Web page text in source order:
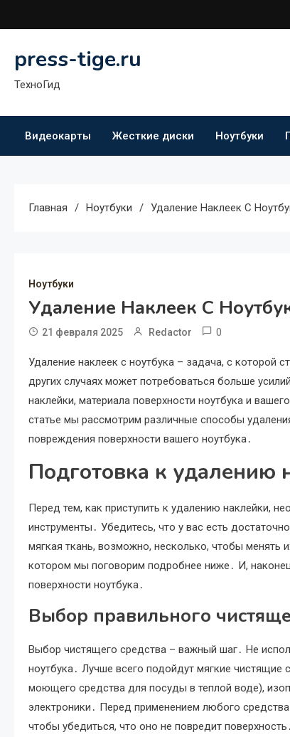
к
press-tige.ru
ТехноГид
Видеокарты Жесткие диски Ноутбуки
Главная Ноутбуки Удаление Наклеек С
Ноутбуки
Удаление Наклеек С
21 февраля 2025 Redactor 0
Удаление наклеек с ноутбука – задача, с которой
других случаях может потребоваться больше
наклейки, материала поверхности ноутбука и
статье мы рассмотрим различные способы
повреждения поверхности вашего ноутбука․
Подготовка к удалению
Перед тем, как приступить к удалению наклейки,
инструменты․ Убедитесь, что у вас есть
мягкая ткань, возможно, несколько, чтобы менять
котором мы поговорим подробнее ниже․ И,
поверхности ноутбука․
Выбор правильного
Выбор чистящего средства – важный шаг․ Не
ноутбука․ Лучше всего подойдут мягкие чистящие
моющего средства для посуды в теплой воде),
электроники․ Перед применением любого средства
чтобы убедиться, что оно не повредит поверхность․